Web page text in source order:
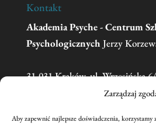
Zarządzaj
Aby zapewnić najlepsze doświadczenia,
Kontakt
Akademia Psyche - Centrum
Psychologicznych Jerzy
31-031 Kraków, ul. Wrzesińska